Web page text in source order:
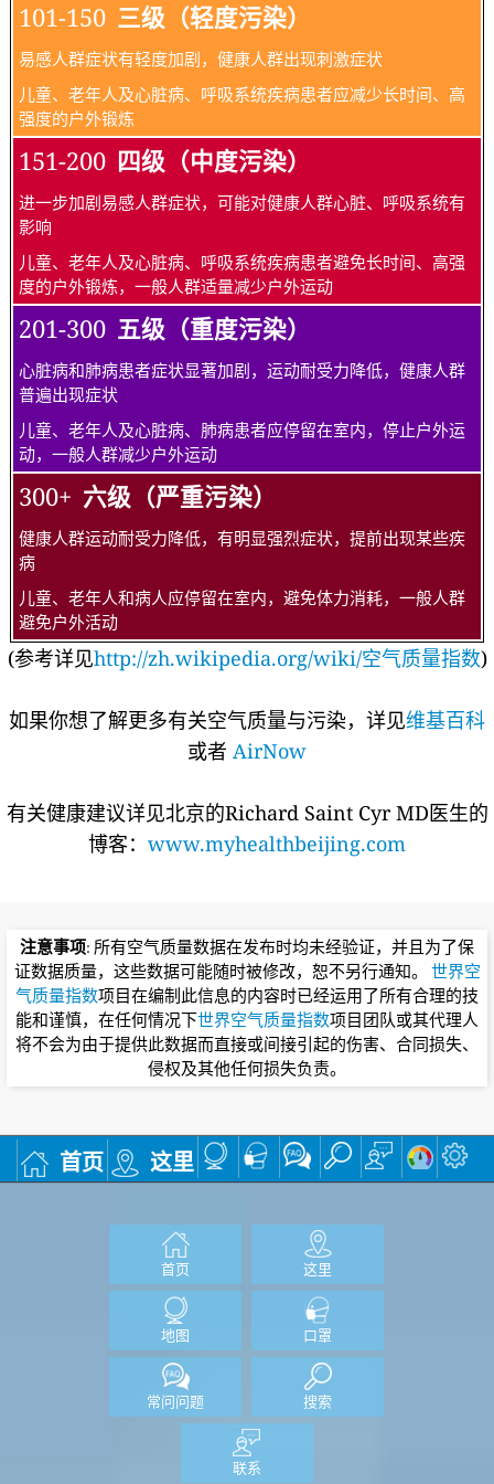
101-150 三级（轻度污染）
易感人群症状有轻度加剧，健康人群出现刺激症状
儿童、老年人及心脏病、呼吸系统疾病患者应减少长时间、高
强度的户外锻炼
151-200 四级（中度污染）
进一步加剧易感人群症状，可能对健康人群心脏、呼吸系统有
影响
儿童、老年人及心脏病、呼吸系统疾病患者避免长时间、高强
度的户外锻炼，一般人群适量减少户外运动
201-300 五级（重度污染）
心脏病和肺病患者症状显著加剧，运动耐受力降低，健康人群
普遍出现症状
儿童、老年人及心脏病、肺病患者应停留在室内，停止户外运
动，一般人群减少户外运动
300+ 六级（严重污染）
健康人群运动耐受力降低，有明显强烈症状，提前出现某些疾
病
儿童、老年人和病人应停留在室内，避免体力消耗，一般人群
避免户外活动
(参考详见http://zh.wikipedia.org/wiki/空气质量指数)
如果你想了解更多有关空气质量与污染，详见维基百科
或者 AirNow
有关健康建议详见北京的Richard Saint Cyr MD医生的
博客： www.myhealthbeijing.com
注意事项: 所有空气质量数据在发布时均未经验证，并且为了保
证数据质量，这些数据可能随时被修改，恕不另行通知。 世界空
气质量指数项目在编制此信息的内容时已经运用了所有合理的技
能和谨慎，在任何情况下世界空气质量指数项目团队或其代理人
将不会为由于提供此数据而直接或间接引起的伤害、合同损失、
侵权及其他任何损失负责。
首页 这里
首页 这里
地图 口罩
常问问题 搜索
联系